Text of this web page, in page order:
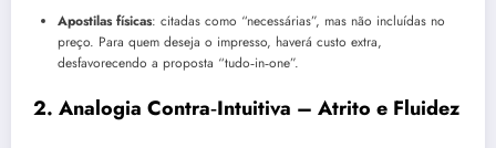
Apostilas físicas: citadas como “necessárias”, mas não incluídas no
preço. Para quem deseja o impresso, haverá custo extra,
desfavorecendo a proposta “tudo‑in‑one”.
2. Analogia Contra‑Intuitiva – Atrito e Fluidez